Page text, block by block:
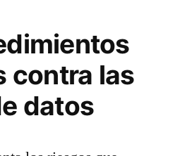
contra las
datos